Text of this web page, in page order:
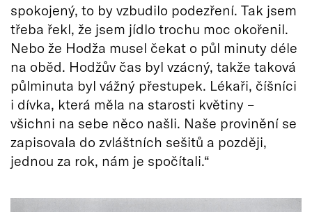
spokojený, to by vzbudilo podezření. Tak jsem
třeba řekl, že jsem jídlo trochu moc okořenil.
Nebo že Hodža musel čekat o půl minuty déle
na oběd. Hodžův čas byl vzácný, takže taková
půlminuta byl vážný přestupek. Lékaři, číšníci
i dívka, která měla na starosti květiny –
všichni na sebe něco našli. Naše provinění se
zapisovala do zvláštních sešitů a později,
jednou za rok, nám je spočítali.“